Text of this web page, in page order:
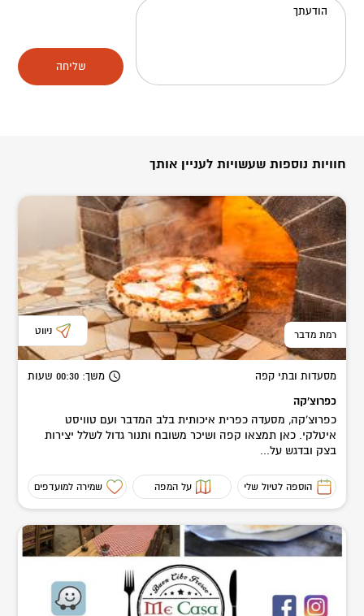
הודעתך
שליחה
חוויות נוספות שעשויות לעניין אותך
רמת מדבר ניווט
מסעדות ובתי קפה משך: 00:30 שעות
כפרוצ'קה
כפרוצ'קה, מסעדה כפרית איכותית בלב המדבר ועם טוויסט
איטלקי. כאן תמצאו קפה ושיכר משובח ותנור גדול לשלל יצירות
בצק ובדגש על...
הוספה לטיול שלי על המפה שמירה למועדפים